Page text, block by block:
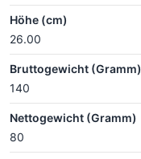
Höhe (cm)
26.00
Bruttogewicht (Gramm)
140
Nettogewicht (Gramm)
80